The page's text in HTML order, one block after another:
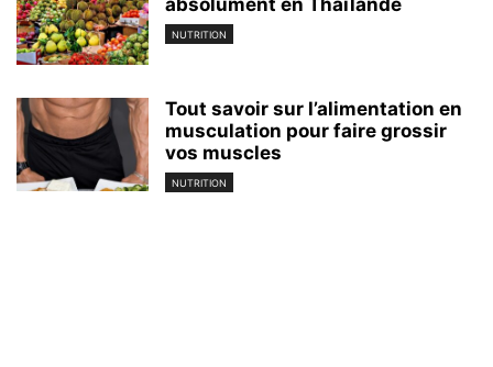
NUTRITION
Tout savoir sur l’alimentation en
musculation pour faire grossir
vos muscles
NUTRITION